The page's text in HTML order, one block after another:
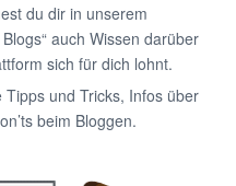
du dir in unserem
auch Wissen darüber
sich für dich lohnt.
und Tricks, Infos über
beim Bloggen.